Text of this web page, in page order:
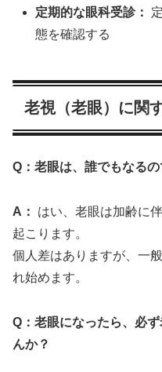
定期的な眼科受診：
態を確認する
老視（老眼）に関
Q：老眼は、誰でもなるの
A：
はい、老眼は加齢に
起こります。
個人差はありますが、一
れ始めます。
Q：老眼になったら、必
んか？